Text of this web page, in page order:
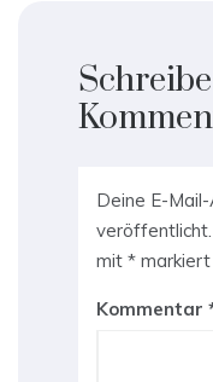
Deine E-
veröffentlicht.
mit * markiert
Kommentar